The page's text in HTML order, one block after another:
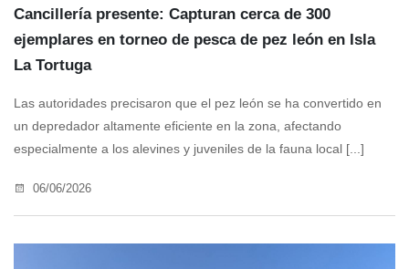
Cancillería presente: Capturan cerca de 300
ejemplares en torneo de pesca de pez león en Isla
La Tortuga
Las autoridades precisaron que el pez león se ha convertido en
un depredador altamente eficiente en la zona, afectando
especialmente a los alevines y juveniles de la fauna local [...]
06/06/2026